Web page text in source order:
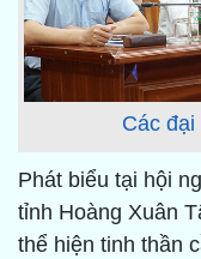
Các
Phát biểu tại hội
tỉnh Hoàng Xuân
thể hiện tinh thần